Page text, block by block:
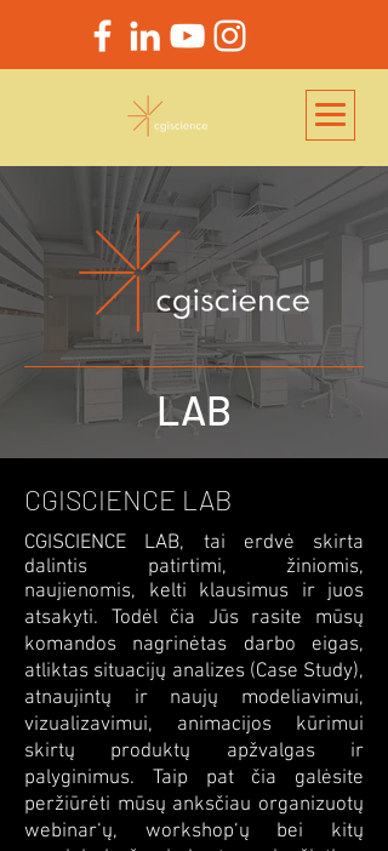
LAB
CGISCIENCE LAB
CGISCIENCE LAB, tai erdvė skirta
dalintis patirtimi, žiniomis,
naujienomis, kelti klausimus ir juos
atsakyti. Todėl čia Jūs rasite mūsų
komandos nagrinėtas darbo eigas,
atliktas situacijų analizes (Case Study),
atnaujintų ir naujų modeliavimui,
vizualizavimui, animacijos kūrimui
skirtų produktų apžvalgas ir
palyginimus. Taip pat čia galėsite
peržiūrėti mūsų anksčiau organizuotų
webinar‘ų, workshop‘ų bei kitų